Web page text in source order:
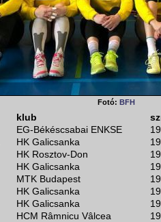
Fotó: BFH
klub
EG-Békéscsabai ENKSE
HK Galicsanka
HK Rosztov-Don
HK Galicsanka
MTK Budapest
HK Galicsanka
HK Galicsanka
HCM Râmnicu Vâlcea